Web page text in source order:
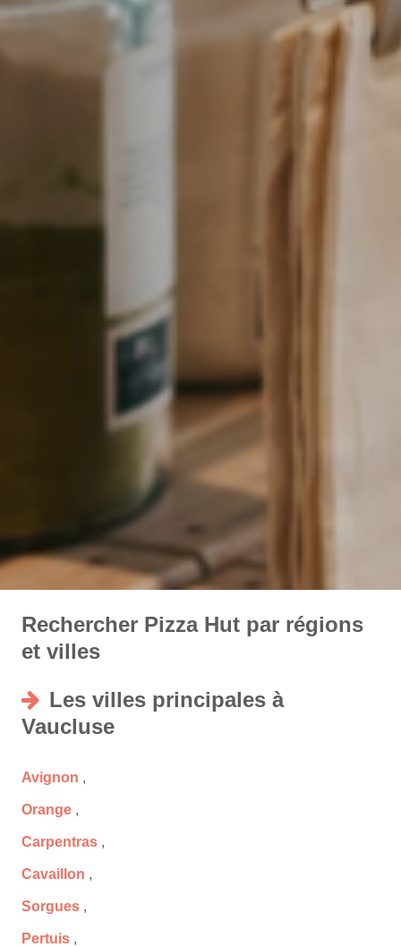
Rechercher Pizza Hut par régions
et villes
Les villes principales à
Vaucluse
Avignon ,
Orange ,
Carpentras ,
Cavaillon ,
Sorgues ,
Pertuis ,